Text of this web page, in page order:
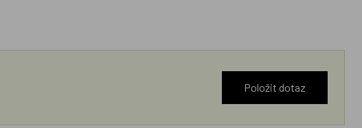
Položit dotaz